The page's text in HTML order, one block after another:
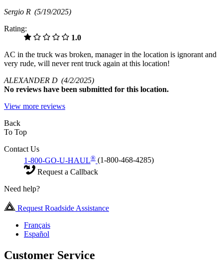
Sergio R (5/19/2025)
Rating:
1.0
AC in the truck was broken, manager in the location is ignorant and
very rude, will never rent truck again at this location!
ALEXANDER D (4/2/2025)
No reviews have been submitted for this location.
View more reviews
Back
To Top
Contact Us
1-800-GO-U-HAUL® (1-800-468-4285)
Request a Callback
Need help?
Request Roadside Assistance
Français
Español
Customer Service